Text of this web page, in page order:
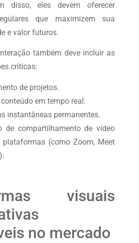
disso, eles devem oferecer
que maximizem sua
e valor futuros.
também deve incluir as
críticas:
de projetos.
em tempo real.
instantâneas permanentes.
de compartilhamento de vídeo
plataformas (como Zoom, Meet
visuais
no mercado